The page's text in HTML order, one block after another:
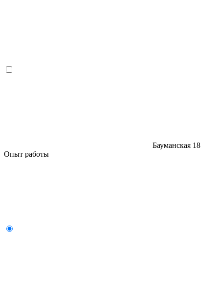
Бауманская 18
Опыт работы